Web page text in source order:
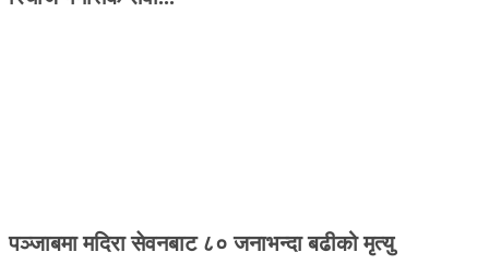
पञ्जाबमा मदिरा सेवनबाट ८० जनाभन्दा बढीको मृत्यु